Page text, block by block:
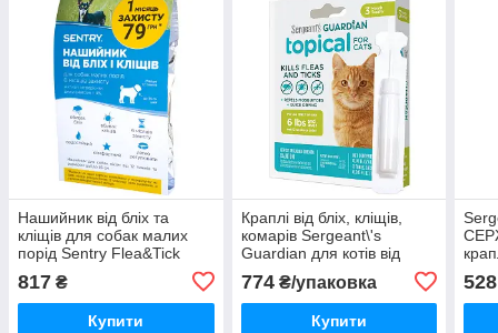
Нашийник від бліх та
кліщів для собак малих
порід Sentry Flea&Tick
817 ₴
Купити
Краплі від бліх, кліщів,
комарів Sergeant\'s
Guardian для котів від
2.7кг (1.4мл - 3шт) діюча
речовина Етофенпрокс
(01140)
774₴/упаковка
Купити
528